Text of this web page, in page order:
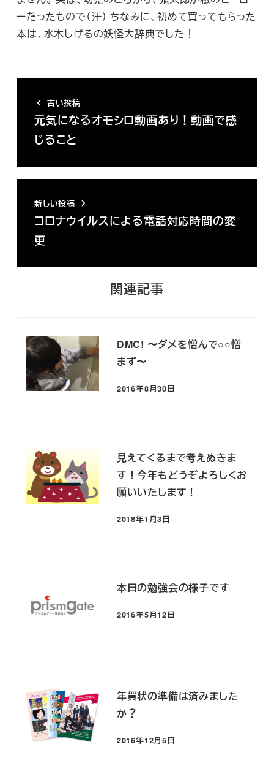
ーだったもので（汗） ちなみに、初めて買ってもらった
本は、水木しげるの妖怪大辞典でした！
古い投稿
元気になるオモシロ動画あり！動画で感
じること
新しい投稿
コロナウイルスによる電話対応時間の変
更
関連記事
DMC! 〜ダメを憎んで○○憎
まず〜
投稿日
2016年8月30日
見えてくるまで考えぬきま
す！今年もどうぞよろしくお
願いいたします！
投稿日
2018年1月3日
本日の勉強会の様子です
投稿日
2016年5月12日
年賀状の準備は済みました
か？
投稿日
2016年12月5日